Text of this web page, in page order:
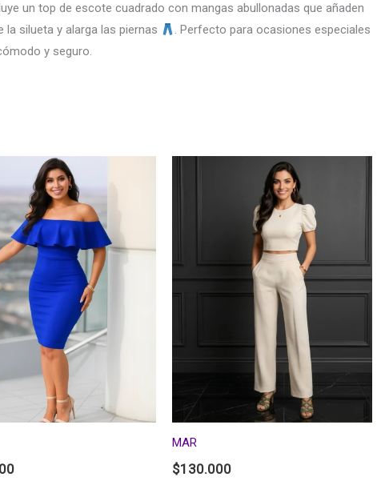
un top de escote cuadrado con mangas abullonadas que añaden
silueta y alarga las piernas
. Perfecto para ocasiones especiales
y seguro.
MAR
$130.000